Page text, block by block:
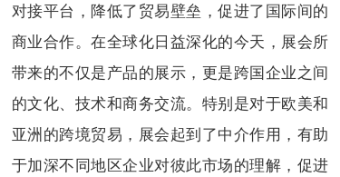
对接平台，降低了贸易壁垒，促进了国际间的
商业合作。在全球化日益深化的今天，展会所
带来的不仅是产品的展示，更是跨国企业之间
的文化、技术和商务交流。特别是对于欧美和
亚洲的跨境贸易，展会起到了中介作用，有助
于加深不同地区企业对彼此市场的理解，促进